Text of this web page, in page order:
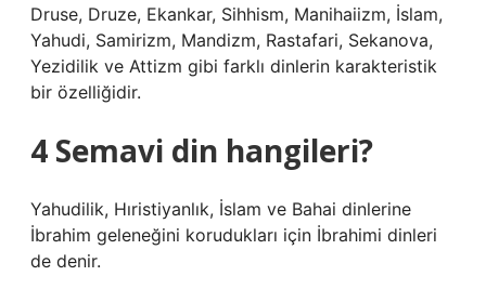
Druse, Druze, Ekankar, Sihhism, Manihaiizm, İslam,
Yahudi, Samirizm, Mandizm, Rastafari, Sekanova,
Yezidilik ve Attizm gibi farklı dinlerin karakteristik
bir özelliğidir.
4 Semavi din hangileri?
Yahudilik, Hıristiyanlık, İslam ve Bahai dinlerine
İbrahim geleneğini korudukları için İbrahimi dinleri
de denir.